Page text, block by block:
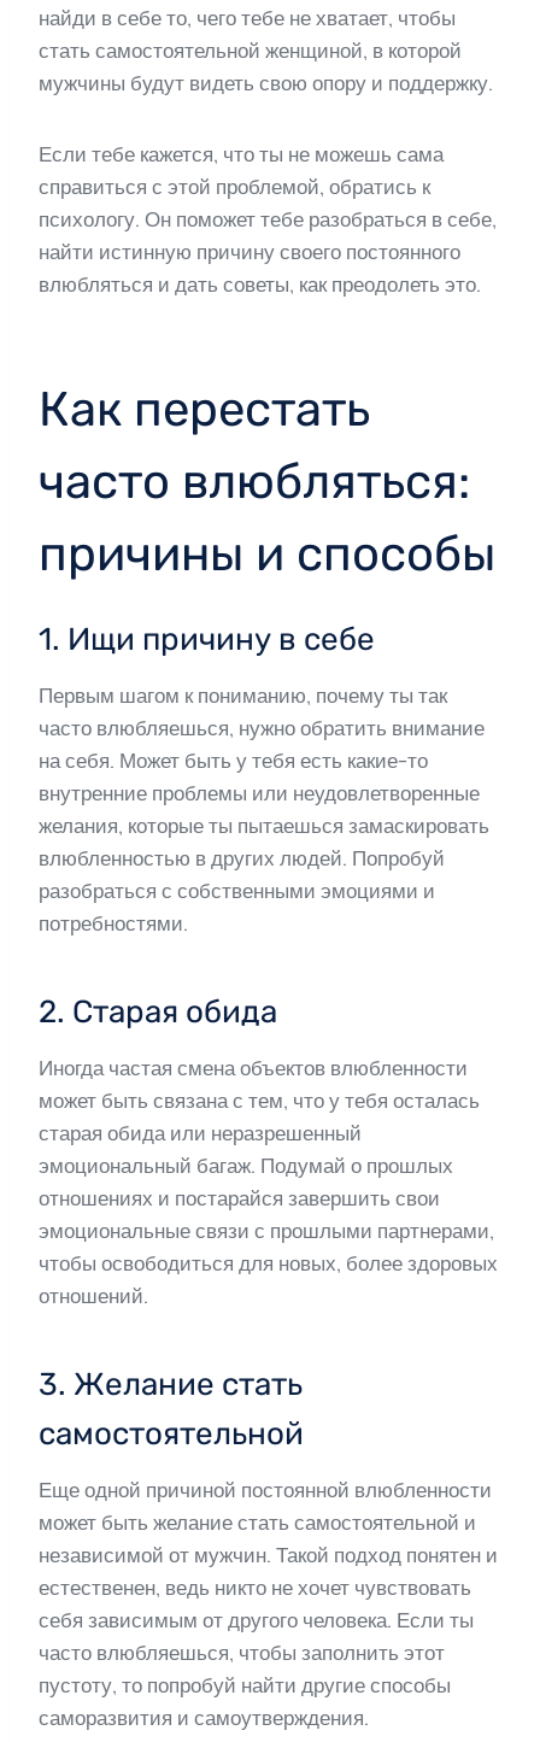
найди в себе то, чего тебе не хватает, чтобы
стать самостоятельной женщиной, в которой
мужчины будут видеть свою опору и поддержку.
Если тебе кажется, что ты не можешь сама
справиться с этой проблемой, обратись к
психологу. Он поможет тебе разобраться в себе,
найти истинную причину своего постоянного
влюбляться и дать советы, как преодолеть это.
Как перестать
часто влюбляться:
причины и способы
1. Ищи причину в себе
Первым шагом к пониманию, почему ты так
часто влюбляешься, нужно обратить внимание
на себя. Может быть у тебя есть какие-то
внутренние проблемы или неудовлетворенные
желания, которые ты пытаешься замаскировать
влюбленностью в других людей. Попробуй
разобраться с собственными эмоциями и
потребностями.
2. Старая обида
Иногда частая смена объектов влюбленности
может быть связана с тем, что у тебя осталась
старая обида или неразрешенный
эмоциональный багаж. Подумай о прошлых
отношениях и постарайся завершить свои
эмоциональные связи с прошлыми партнерами,
чтобы освободиться для новых, более здоровых
отношений.
3. Желание стать
самостоятельной
Еще одной причиной постоянной влюбленности
может быть желание стать самостоятельной и
независимой от мужчин. Такой подход понятен и
естественен, ведь никто не хочет чувствовать
себя зависимым от другого человека. Если ты
часто влюбляешься, чтобы заполнить этот
пустоту, то попробуй найти другие способы
саморазвития и самоутверждения.